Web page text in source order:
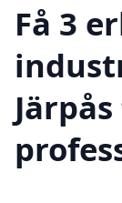
Få 3